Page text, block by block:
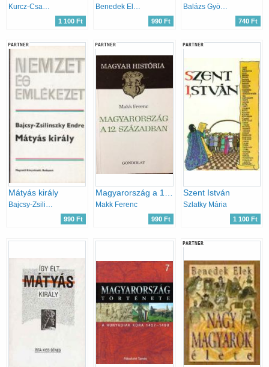
1 100 Ft 990 Ft
Balázs György
740 Ft
PARTNER
Mátyás király
Bajcsy-Zsilinszky Endre
990 Ft
PARTNER
Makk Ferenc
990 Ft
PARTNER
Szent István
Szlatky Mária
1 100 Ft
PARTNER